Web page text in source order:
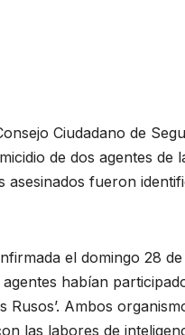
Ciudadano de
de dos agentes de
asesinados fueron
el domingo 28
habían
Rusos’. Ambos
las labores de